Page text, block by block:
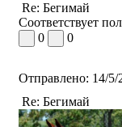
Re: Бегимай
Соответствует
0
0
Отправлено: 14/5/
Re: Бегимай